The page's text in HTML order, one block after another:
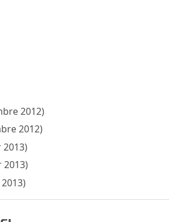
2012)
2012)
2013)
2013)